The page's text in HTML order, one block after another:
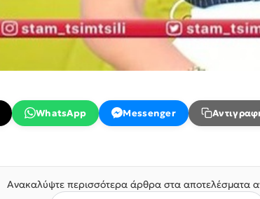
WhatsApp Messenger
Ανακαλύψτε περισσότερα άρθρα στα αποτελέσματα